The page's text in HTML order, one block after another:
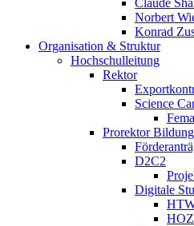
Norbert
Konrad
Organisation & Struktur
Hochschulleitung
Rektor
Science
Prorektor Bildung
D2C2
Digitale